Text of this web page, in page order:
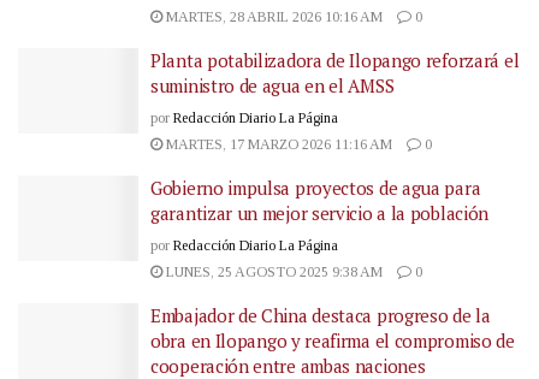
MARTES, 28 ABRIL 2026 10:16 AM
0
Planta potabilizadora de Ilopango reforzará el
suministro de agua en el AMSS
por Redacción Diario La Página
MARTES, 17 MARZO 2026 11:16 AM
0
Gobierno impulsa proyectos de agua para
garantizar un mejor servicio a la población
por Redacción Diario La Página
LUNES, 25 AGOSTO 2025 9:38 AM
0
Embajador de China destaca progreso de la
obra en Ilopango y reafirma el compromiso de
cooperación entre ambas naciones